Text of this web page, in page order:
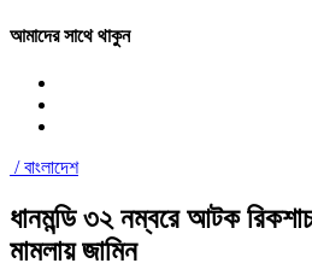
আমাদের সাথে থাকুন
/বাংলাদেশ
ধানমন্ডি ৩২ নম্বরে আটক
মামলায় জামিন